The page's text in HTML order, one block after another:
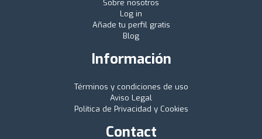
Sobre nosotros
Log in
Añade tu perfil gratis
Blog
Información
Términos y condiciones de uso
Aviso Legal
Política de Privacidad y Cookies
Contact